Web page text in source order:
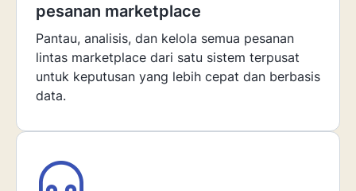
pesanan marketplace
Pantau, analisis, dan kelola semua pesanan
lintas marketplace dari satu sistem terpusat
untuk keputusan yang lebih cepat dan berbasis
data.